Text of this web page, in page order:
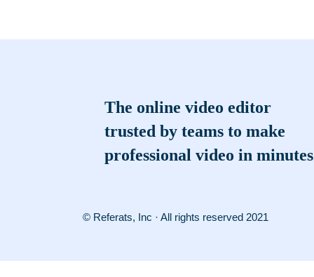
The online video editor
trusted by teams to make
professional video in minutes
© Referats, Inc · All rights reserved 2021